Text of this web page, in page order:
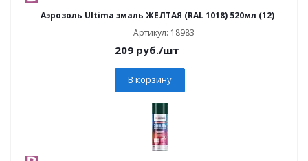
Аэрозоль Ultima эмаль ЖЕЛТАЯ (RAL 1018) 520мл (12)
Артикул: 18983
209 руб./шт
В корзину